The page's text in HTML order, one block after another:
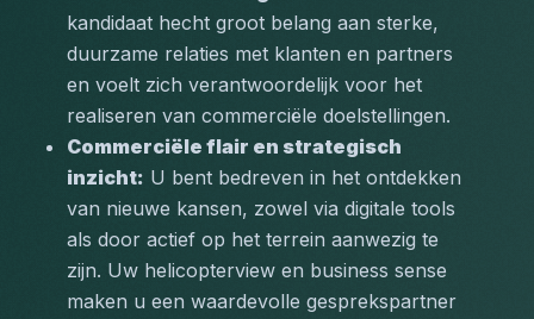
kandidaat hecht groot belang aan sterke,
duurzame relaties met klanten en partners
en voelt zich verantwoordelijk voor het
realiseren van commerciële doelstellingen.
Commerciële flair en strategisch
inzicht: U bent bedreven in het ontdekken
van nieuwe kansen, zowel via digitale tools
als door actief op het terrein aanwezig te
zijn. Uw helicopterview en business sense
maken u een waardevolle gesprekspartner